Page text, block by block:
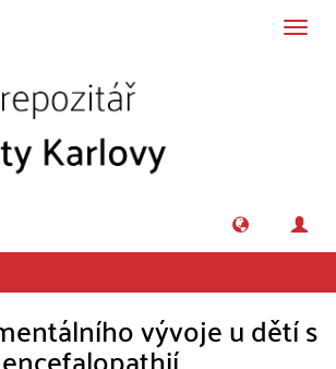
vývoje u dětí s